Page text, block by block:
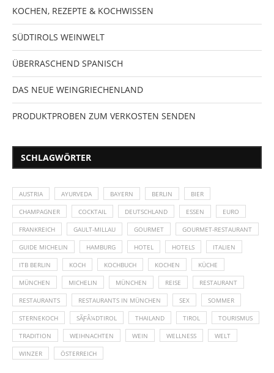
KOCHEN, REZEPTE & KOCHWISSEN
SÜDTIROLS WEINWELT
ÜBERRASCHEND SPANISCH
DAS NEUE WEINGRIECHENLAND
PRODUKTPROBEN ZUM VERKOSTEN SENDEN
SCHLAGWÖRTER
AUSTRIA AYURVEDA BAYERN BERLIN BIER
CHAMPAGNER COCKTAIL DEUTSCHLAND ESSEN EURO
FRANKREICH GAULT-MILLAU GOURMET GOURMET-RESTAURANT
GUIDE MICHELIN HAMBURG HOTEL HOTELS ITALIEN
ITB BERLIN KOCH KOCHBUCH KOCHEN KÜCHE
MÜNCHEN MICHELIN MÜNCHEN REISE RESTAURANT
RESTAURANTS RESTAURANTS IN MÜNCHEN SEX SOMMER
STERNEKOCH SÃƑÂ¼DTIROL THAILAND TIROL TOURISMUS
TRADITION WEIHNACHTEN WEIN WELLNESS WELT
WINZER ÖSTERREICH